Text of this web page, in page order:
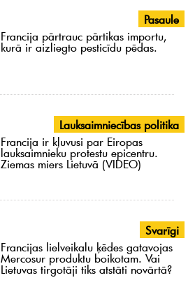
Pasaule
Francija pārtrauc pārtikas importu,
kurā ir aizliegto pesticīdu pēdas.
Lauksaimniecības politika
Francija ir kļuvusi par Eiropas
lauksaimnieku protestu epicentru.
Ziemas miers Lietuvā (VIDEO)
Svarīgi
Francijas lielveikalu ķēdes gatavojas
Mercosur produktu boikotam. Vai
Lietuvas tirgotāji tiks atstāti novārtā?